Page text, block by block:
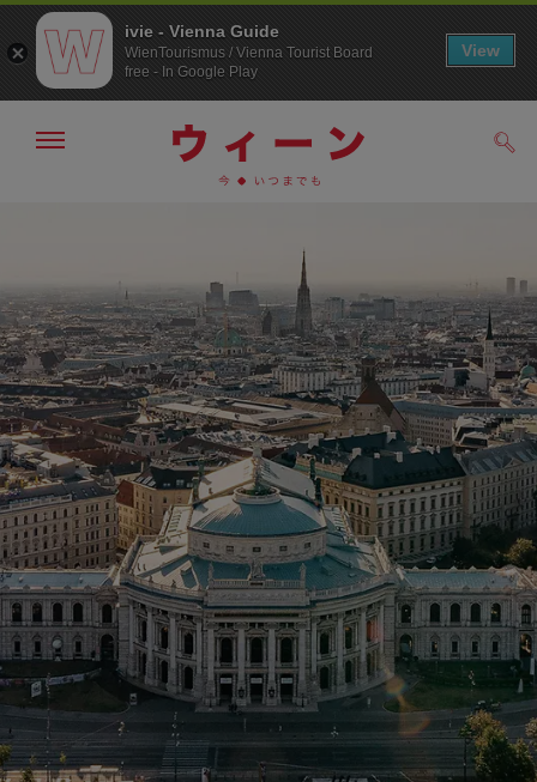
へ
ジ
の
ト
ッ
プ
へ
メ
非
表
示
ivie - Vienna Guide
WienTourismus / Vienna Tourist Board
free - In Google Play
View